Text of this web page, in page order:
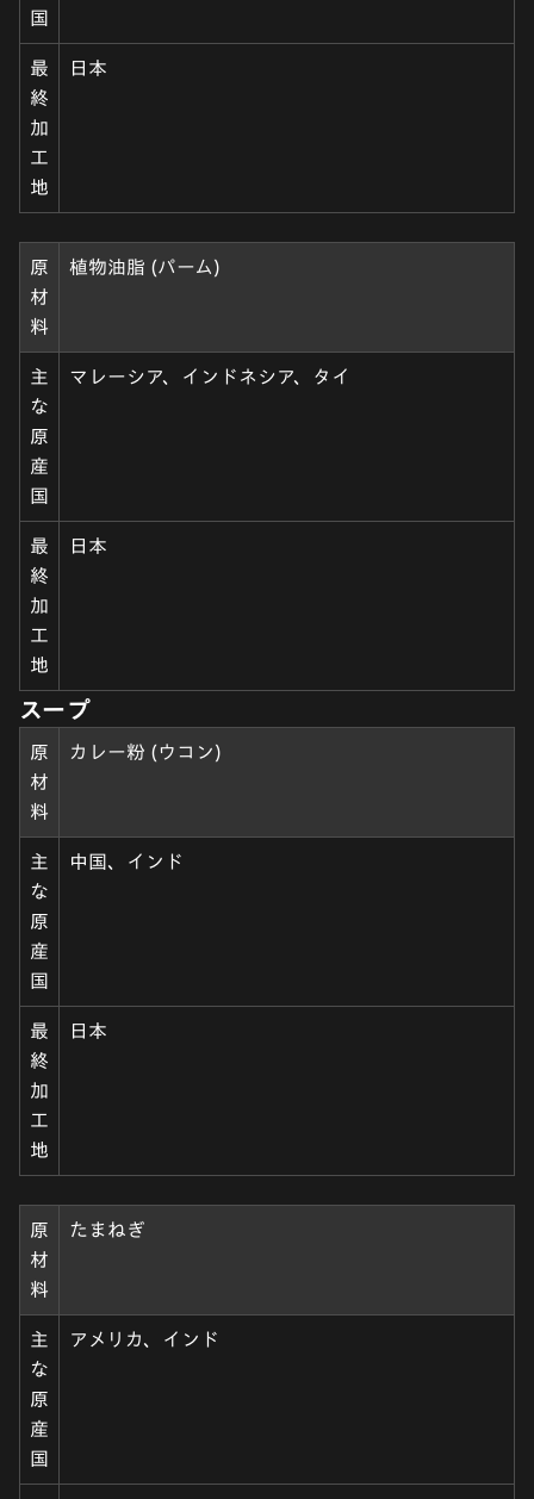
国
最
終
加
工
地
日本
原
材
料
植物油脂 (パーム)
主
な
原
産
国
マレーシア、インドネシア、タイ
最
終
加
工
地
日本
スープ
原
材
料
カレー粉 (ウコン)
主
な
原
産
国
中国、インド
最
終
加
工
地
日本
原
材
料
たまねぎ
主
な
原
産
国
アメリカ、インド